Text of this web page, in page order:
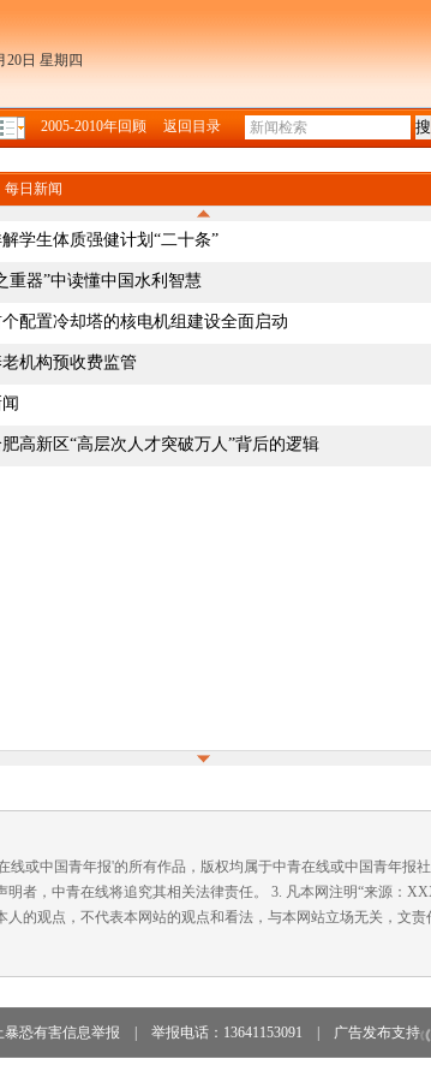
20日 星期四
2005-2010年回顾 返回目录
每日新闻
学生体质强健计划“二十条”
重器”中读懂中国水利智慧
配置冷却塔的核电机组建设全面启动
机构预收费监管
高新区“高层次人才突破万人”背后的逻辑
或中国青年报'的所有作品，版权均属于中青在线或中国青年报
者，中青在线将追究其相关法律责任。 3. 凡本网注明“来源：
的观点，不代表本网站的观点和看法，与本网站立场无关，文
暴恐有害信息举报 举报电话：13641153091 广告发布支持